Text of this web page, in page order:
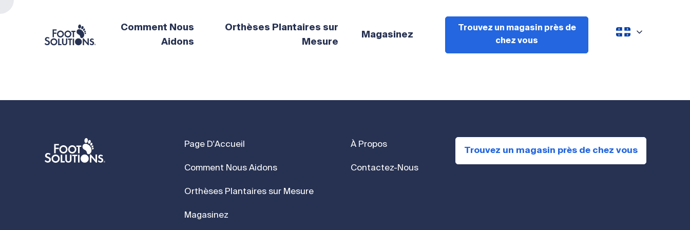
Comment Nous
Aidons
Orthèses Plantaires sur
Mesure
Magasinez
Trouvez un magasin près de
chez vous
Page D'Accueil
Comment Nous Aidons
Orthèses Plantaires sur Mesure
Magasinez
À Propos
Contactez-Nous
Trouvez un magasin près de chez vous